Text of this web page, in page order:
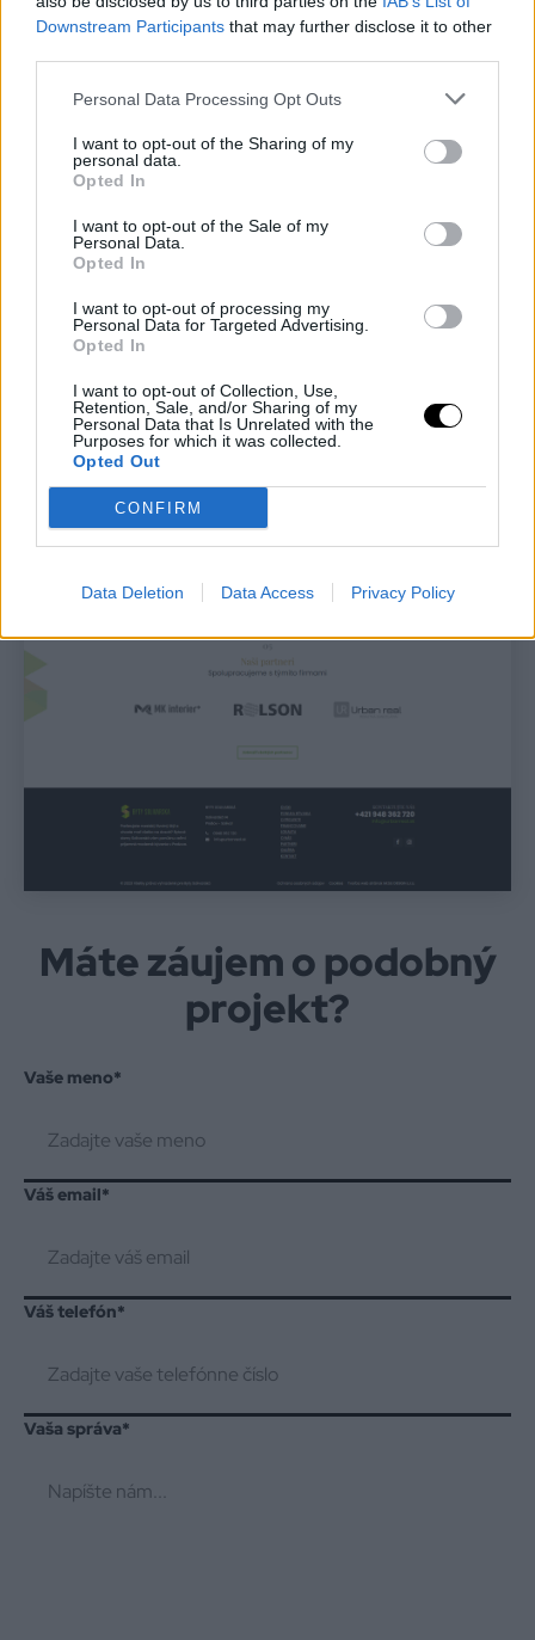
Downstream Participants that may further disclose it to other
Personal Data Processing Opt Outs
I want to opt-out of the Sharing of my
personal data.
Opted In
I want to opt-out of the Sale of my
Personal Data.
Opted In
I want to opt-out of processing my
Personal Data for Targeted Advertising.
Opted In
I want to opt-out of Collection, Use,
Retention, Sale, and/or Sharing of my
Personal Data that Is Unrelated with the
Purposes for which it was collected.
Opted Out
CONFIRM
Data Deletion Data Access Privacy Policy
Máte záujem o podobný
projekt?
Vaše meno*
Váš email*
Váš telefón*
Vaša správa*